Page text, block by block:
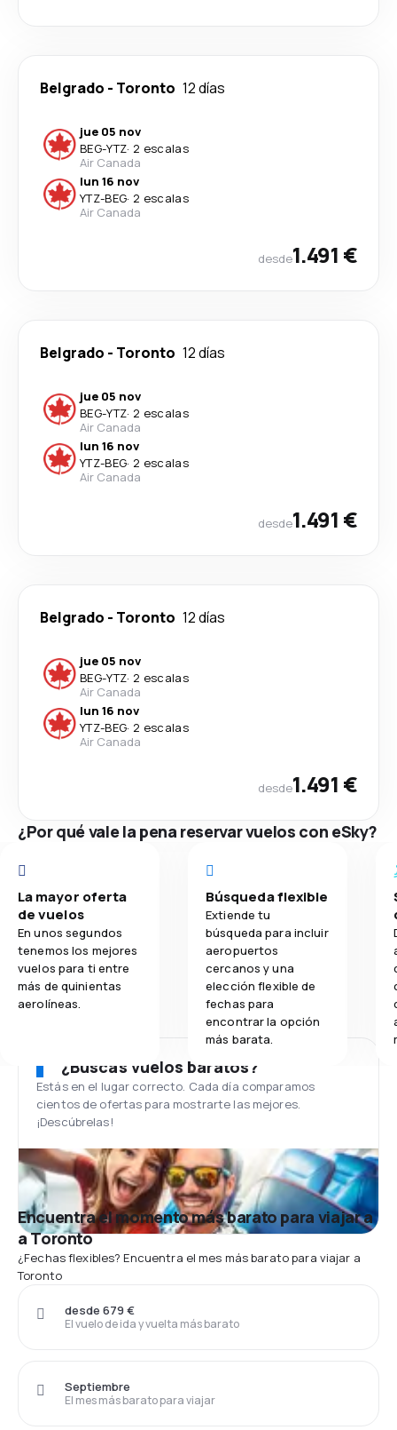
Belgrado - Toronto 12 días
jue 05 nov
BEG-YTZ· 2 escalas
Air Canada
lun 16 nov
YTZ-BEG· 2 escalas
Air Canada
desde1.491 €
Belgrado - Toronto 12 días
jue 05 nov
BEG-YTZ· 2 escalas
Air Canada
lun 16 nov
YTZ-BEG· 2 escalas
Air Canada
desde1.491 €
Belgrado - Toronto 12 días
jue 05 nov
BEG-YTZ· 2 escalas
Air Canada
lun 16 nov
YTZ-BEG· 2 escalas
Air Canada
desde1.491 €
¿Por qué vale la pena reservar vuelos con eSky?
La mayor oferta
de vuelos
En unos segundos
tenemos los mejores
vuelos para ti entre
más de quinientas
aerolíneas.
Búsqueda flexible
Extiende tu
búsqueda para incluir
aeropuertos
cercanos y una
elección flexible de
fechas para
encontrar la opción
más barata.
¿Buscas vuelos baratos?
Estás en el lugar correcto. Cada día comparamos
cientos de ofertas para mostrarte las mejores.
¡Descúbrelas!
Encuentra el momento más barato para viajar a
a Toronto
¿Fechas flexibles? Encuentra el mes más barato para viajar a
Toronto
El vuelo de ida y vuelta más barato
desde 679 €
El mes más barato para viajar
Septiembre